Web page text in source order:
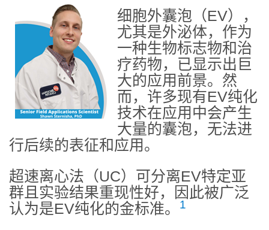
细胞外囊泡（EV），
尤其是外泌体，作为
一种生物标志物和治
疗药物，已显示出巨
大的应用前景。然
而，许多现有EV纯化
技术在应用中会产生
大量的囊泡，无法进
行后续的表征和应用。
超速离心法（UC）可分离EV特定亚
群且实验结果重现性好，因此被广泛
认为是EV纯化的金标准。
1